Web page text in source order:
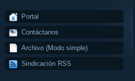
Portal
Contáctanos
Archivo (Modo simple)
Sindicación RSS